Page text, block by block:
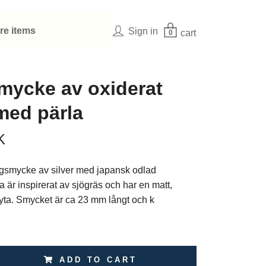
items Sign in 0 cart
av oxiderat
pärla
av silver med japansk odlad
är inspirerat av sjögräs och har en matt,
Smycket är ca 23 mm långt och k
ADD TO CART